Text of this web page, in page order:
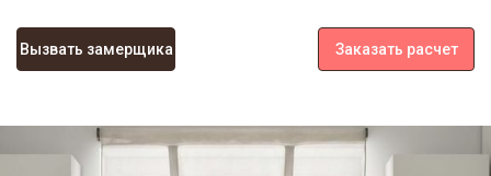
Заказать расчет
Вызвать замерщика